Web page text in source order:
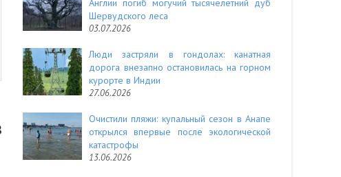
Англии погиб могучий тысячелетний дуб
Шервудского леса
03.07.2026
Люди застряли в гондолах: канатная
дорога внезапно остановилась на горном
курорте в Индии
27.06.2026
Очистили пляжи: купальный сезон в Анапе
открылся впервые после экологической
катастрофы
13.06.2026